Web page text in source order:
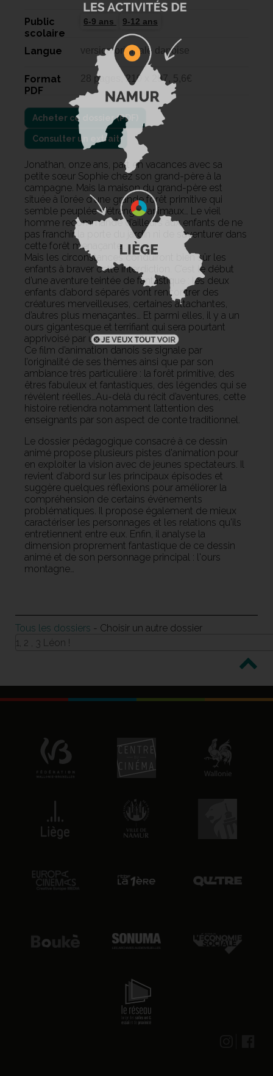
Public
scolaire
6-9 ans 9-12 ans
Langue version originale danoise
Format
PDF
28 pages, 210 x 297, 5,6€
Consulter un extrait
Jonathan, onze ans, part en vacances avec sa
petite sœur Sophie chez son grand-père à la
campagne. Mais la maison du grand-père est
située à l’orée d'une grande forêt primitive qui
semble peuplée d’étranges animaux… Le vieil
homme recommande d’ailleurs aux enfants de ne
pas franchir la porte du jardin ni de s’aventurer dans
cette forêt menaçante…
Mais les circonstances conduiront bien sûr les
enfants à braver cette interdiction. C’est le début
d’une aventure teintée de fantastique : les deux
enfants d’abord séparés vont rencontrer des
créatures merveilleuses, certaines attachantes,
d’autres plus menaçantes… Et parmi elles, il y a un
ours gigantesque et terrifiant qui sera pourtant
apprivoisé par une petite fille…
Ce film d’animation danois se signale par
l’originalité de ses thèmes ainsi que par son
ambiance très particulière : la forêt primitive, des
êtres fabuleux et fantastiques, des légendes qui se
révèlent réelles…Au-delà du récit d’aventures, cette
histoire retiendra notamment l’attention des
enseignants par son aspect de conte traditionnel.
Le dossier pédagogique consacré à ce dessin
animé propose plusieurs pistes d'animation pour
en exploiter la vision avec de jeunes spectateurs. Il
revient d'abord sur les principaux épisodes et
suggère quelques réflexions pour améliorer la
compréhension de certains événements
problématiques. Il propose également de mieux
caractériser les personnages et les relations qu'ils
entretiennent entre eux. Enfin, il analyse la
dimension proprement fantastique de ce dessin
animé et de son personnage principal : l'ours
montagne…
Tous les dossiers - Choisir un autre dossier
1, 2 , 3 Léon !